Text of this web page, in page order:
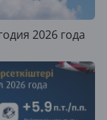
2026 года